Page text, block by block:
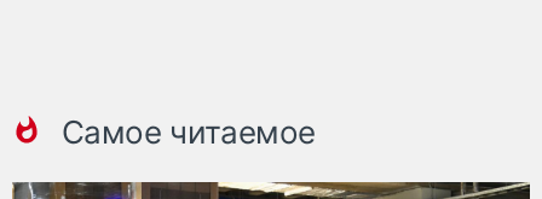
Самое читаемое